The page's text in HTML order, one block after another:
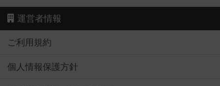
運営者情報
ご利用規約
個人情報保護方針